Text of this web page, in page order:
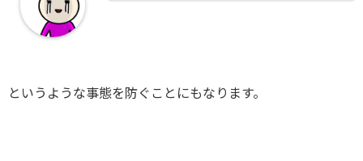
というような事態を防ぐことにもなります。